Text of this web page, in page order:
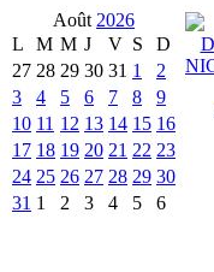
Août 2026
L
M M J V S
D
27 28 29 30 31 1
2
3
4 5 6 7 8
9
10 11 12 13 14 15 16
17 18 19 20 21 22 23
24 25 26 27 28 29 30
31 1 2 3 4 5 6